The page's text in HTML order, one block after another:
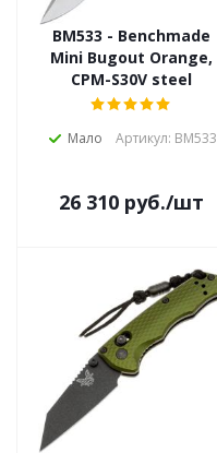
BM533 - Benchmade
Mini Bugout Orange,
CPM-S30V steel
Мало Артикул: BM533
26 310 руб./шт